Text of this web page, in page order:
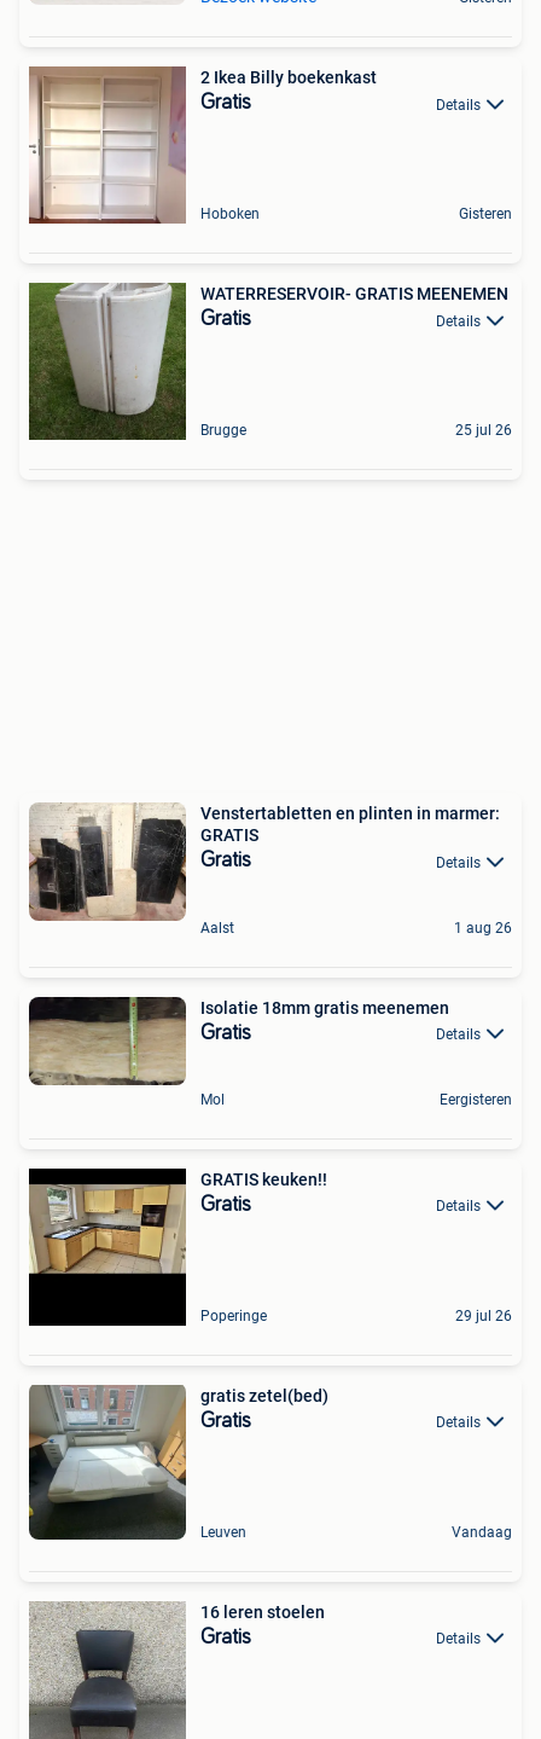
2 Ikea Billy boekenkast
Gratis Details
Hoboken Gisteren
WATERRESERVOIR- GRATIS MEENEMEN
Gratis Details
Brugge 25 jul 26
Venstertabletten en plinten in marmer:
GRATIS
Gratis Details
Aalst 1 aug 26
Isolatie 18mm gratis meenemen
Gratis Details
Mol Eergisteren
GRATIS keuken!!
Gratis Details
Poperinge 29 jul 26
gratis zetel(bed)
Gratis Details
Leuven Vandaag
16 leren stoelen
Gratis Details